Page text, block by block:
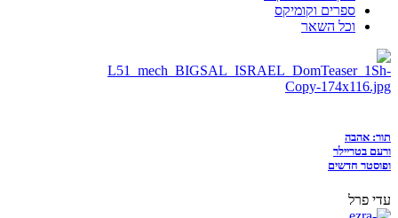
ספרים וקומיקס
וכל השאר
תור: אהבה
ורעם בטריילר
ופוסטר חדשים
עדי פרל